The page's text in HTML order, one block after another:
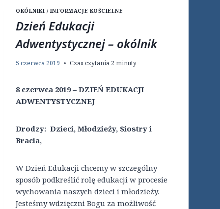
OKÓLNIKI / INFORMACJE KOŚCIELNE
Dzień Edukacji
Adwentystycznej – okólnik
5 czerwca 2019 Czas czytania 2 minuty
8 czerwca 2019 – DZIEŃ EDUKACJI
ADWENTYSTYCZNEJ
Drodzy: Dzieci, Młodzieży, Siostry i
Bracia,
W Dzień Edukacji chcemy w szczególny
sposób podkreślić rolę edukacji w procesie
wychowania naszych dzieci i młodzieży.
Jesteśmy wdzięczni Bogu za możliwość